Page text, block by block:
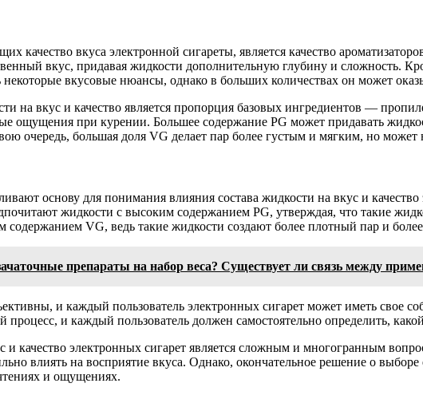
качество вкуса электронной сигареты, является качество
вкус, придавая жидкости дополнительную глубину и сложность.
вкусовые нюансы, однако в больших количествах он может
на вкус и качество является пропорция базовых ингредиентов —
ощущения при курении. Большее содержание PG может придавать
очередь, большая доля VG делает пар более густым и мягким, но
основу для понимания влияния состава жидкости на вкус и
жидкости с высоким содержанием PG, утверждая, что такие
VG, ведь такие жидкости создают более плотный пар и
препараты на набор веса? Существует ли связь между
и каждый пользователь электронных сигарет может иметь свое
и каждый пользователь должен самостоятельно определить,
и качество электронных сигарет является сложным и многогранным
влиять на восприятие вкуса. Однако, окончательное решение о выборе
и ощущениях.